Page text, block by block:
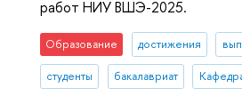
работ НИУ ВШЭ-2025.
Образование достижения
студенты бакалавриат